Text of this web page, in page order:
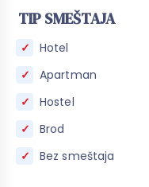
TIP SMEŠTAJA
Hotel
Apartman
Hostel
Brod
Bez smeštaja